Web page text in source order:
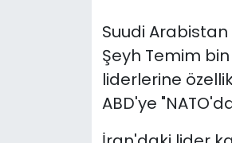
Suudi
Şeyh Temim
liderlerine
ABD'ye